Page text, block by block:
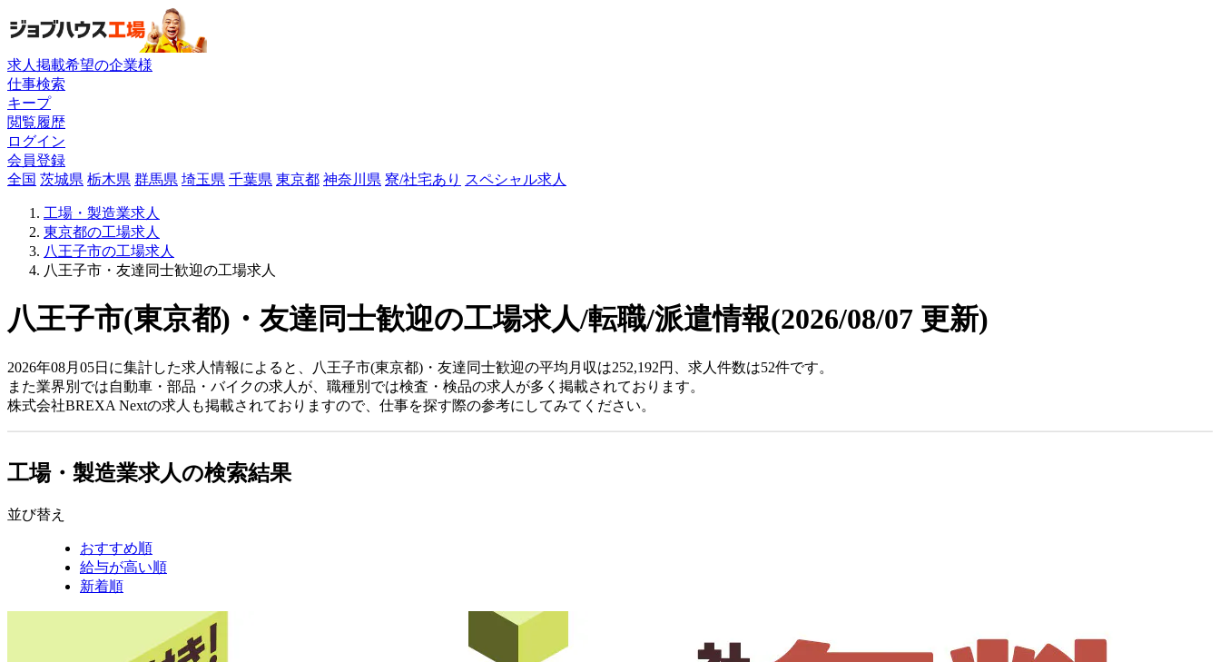
求人掲載希望の企業様
仕事検索
キープ
閲覧履歴
ログイン
会員登録
全国 茨城県 栃木県 群馬県 埼玉県 千葉県 東京都 神奈川県 寮/社宅あり スペシャル求人
工場・製造業求人
東京都の工場求人
八王子市の工場求人
八王子市・友達同士歓迎の工場求人
八王子市(東京都)・友達同士歓迎の工場求人/転職/派遣情報(2026/08/07 更新)
2026年08月05日に集計した求人情報によると、八王子市(東京都)・友達同士歓迎の平均月収は252,192円、求人件数は52件です。
また業界別では自動車・部品・バイクの求人が、職種別では検査・検品の求人が多く掲載されております。
株式会社BREXA Nextの求人も掲載されておりますので、仕事を探す際の参考にしてみてください。
工場・製造業求人の検索結果
並び替え
おすすめ順
給与が高い順
新着順